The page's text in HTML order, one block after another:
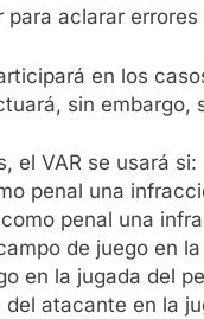
para aclarar
en los
sin embargo,
el VAR se usará si:
penal una
penal una
de juego en
en la jugada del
atacante en la